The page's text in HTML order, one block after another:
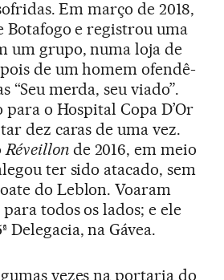
Em março de 2018,
Botafogo e registrou uma
um grupo, numa loja de
de um homem ofendê-
“Seu merda, seu viado”.
o Hospital Copa D’Or
dez caras de uma vez.
Réveillonde 2016, em meio
ter sido atacado, sem
do Leblon. Voaram
todos os lados; e ele
Delegacia, na Gávea.
vezes na portaria do